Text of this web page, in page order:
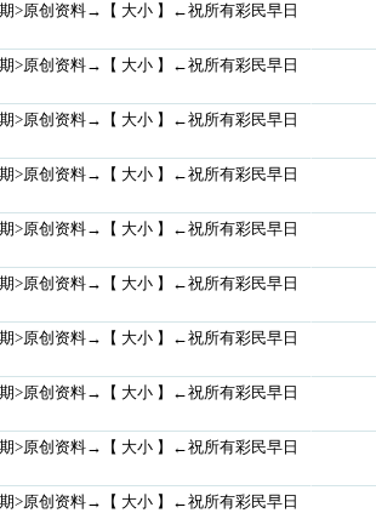
>原创资料→【 大小 】←祝所有彩民早日
>原创资料→【 大小 】←祝所有彩民早日
>原创资料→【 大小 】←祝所有彩民早日
>原创资料→【 大小 】←祝所有彩民早日
>原创资料→【 大小 】←祝所有彩民早日
>原创资料→【 大小 】←祝所有彩民早日
>原创资料→【 大小 】←祝所有彩民早日
>原创资料→【 大小 】←祝所有彩民早日
>原创资料→【 大小 】←祝所有彩民早日
>原创资料→【 大小 】←祝所有彩民早日